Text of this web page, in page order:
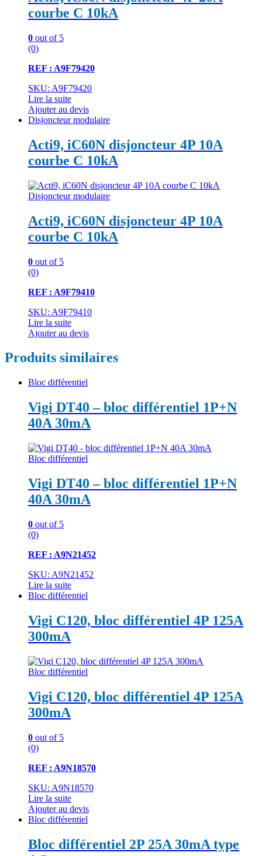
courbe C 10kA
0 out of 5
(0)
REF : A9F79420
SKU: A9F79420
Lire la suite
Ajouter au devis
Disjoncteur modulaire
Acti9, iC60N disjoncteur 4P 10A
courbe C 10kA
Disjoncteur modulaire
Acti9, iC60N disjoncteur 4P 10A
courbe C 10kA
0 out of 5
(0)
REF : A9F79410
SKU: A9F79410
Lire la suite
Ajouter au devis
Produits similaires
Bloc différentiel
Vigi DT40 – bloc différentiel 1P+N
40A 30mA
Bloc différentiel
Vigi DT40 – bloc différentiel 1P+N
40A 30mA
0 out of 5
(0)
REF : A9N21452
SKU: A9N21452
Lire la suite
Bloc différentiel
Vigi C120, bloc différentiel 4P 125A
300mA
Bloc différentiel
Vigi C120, bloc différentiel 4P 125A
300mA
0 out of 5
(0)
REF : A9N18570
SKU: A9N18570
Lire la suite
Ajouter au devis
Bloc différentiel
Bloc différentiel 2P 25A 30mA type